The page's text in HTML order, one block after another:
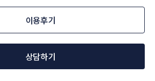
이용후기
상담하기